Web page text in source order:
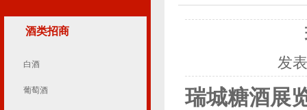
酒类招商
白酒
葡萄酒
发
瑞城糖酒展